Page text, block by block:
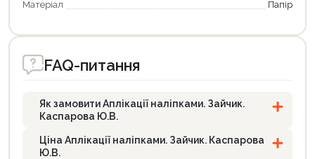
Матеріал
Папір
FAQ-питання
Як замовити Аплікації наліпками. Зайчик.
Каспарова Ю.В.
Ціна Аплікації наліпками. Зайчик. Каспарова
Ю.В.